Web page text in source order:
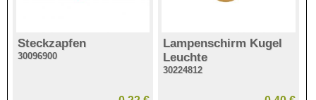
Steckzapfen
30096900
Lampenschirm Kugel
Leuchte
30224812